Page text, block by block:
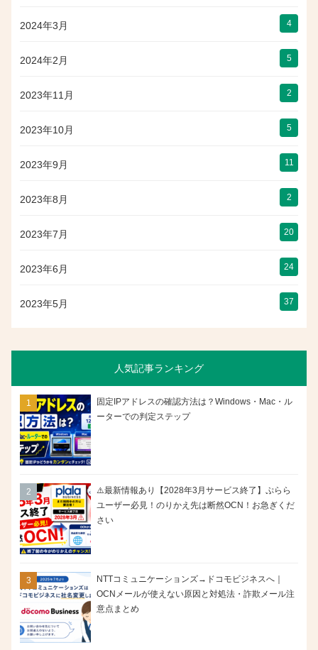
2024年3月 4
2024年2月 5
2023年11月 2
2023年10月 5
2023年9月 11
2023年8月 2
2023年7月 20
2023年6月 24
2023年5月 37
人気記事ランキング
固定IPアドレスの確認方法は？Windows・Mac・ル
ーターでの判定ステップ
⚠️最新情報あり【2028年3月サービス終了】ぷらら
ユーザー必見！のりかえ先は断然OCN！お急ぎくだ
さい
NTTコミュニケーションズ→ドコモビジネスへ｜
OCNメールが使えない原因と対処法・詐欺メール注
意点まとめ